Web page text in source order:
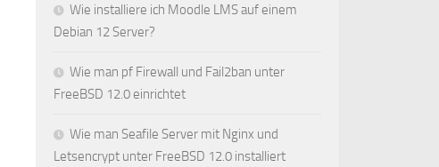
Wie installiere ich Moodle LMS auf einem
Debian 12 Server?
Wie man pf Firewall und Fail2ban unter
FreeBSD 12.0 einrichtet
Wie man Seafile Server mit Nginx und
Letsencrypt unter FreeBSD 12.0 installiert